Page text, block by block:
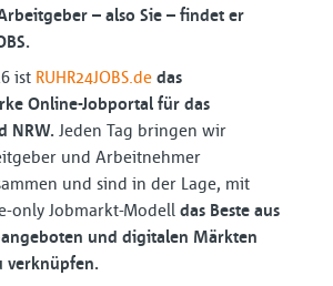
– also Sie – findet er
ist RUHR24JOBS.de das
Online-Jobportal für das
NRW. Jeden Tag bringen wir
und Arbeitnehmer
und sind in der Lage, mit
only Jobmarkt-Modell das Beste aus
und digitalen Märkten
verknüpfen.